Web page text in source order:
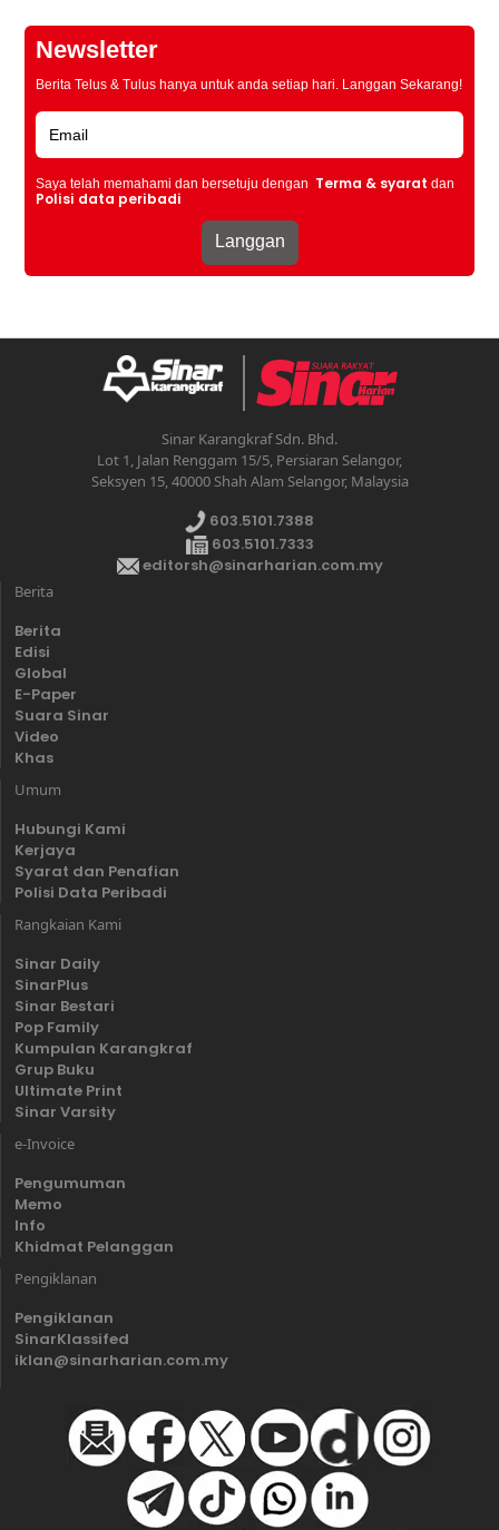
Newsletter
Berita Telus & Tulus hanya untuk anda setiap hari. Langgan Sekarang!
Saya telah memahami dan bersetuju dengan Terma & syarat dan
Polisi data peribadi
Sinar Karangkraf Sdn. Bhd.
Lot 1, Jalan Renggam 15/5, Persiaran Selangor,
Seksyen 15, 40000 Shah Alam Selangor, Malaysia
603.5101.7388
603.5101.7333
editorsh@sinarharian.com.my
Berita
Berita
Edisi
Global
E-Paper
Suara Sinar
Video
Khas
Umum
Hubungi Kami
Kerjaya
Syarat dan Penafian
Polisi Data Peribadi
Rangkaian Kami
Sinar Daily
SinarPlus
Sinar Bestari
Pop Family
Kumpulan Karangkraf
Grup Buku
Ultimate Print
Sinar Varsity
e-Invoice
Pengumuman
Memo
Info
Khidmat Pelanggan
Pengiklanan
Pengiklanan
SinarKlassifed
iklan@sinarharian.com.my